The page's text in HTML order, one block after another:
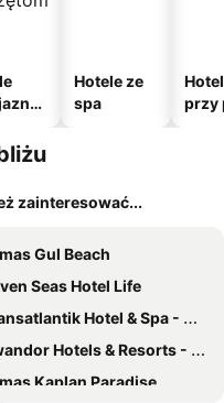
Hotele ze
spa
przy
zainteresować...
Gul Beach
Seas Hotel Life
Hotel & Spa - Ultra All Inclusive
Hotels & Resorts - Kemer
Kaplan Paradise